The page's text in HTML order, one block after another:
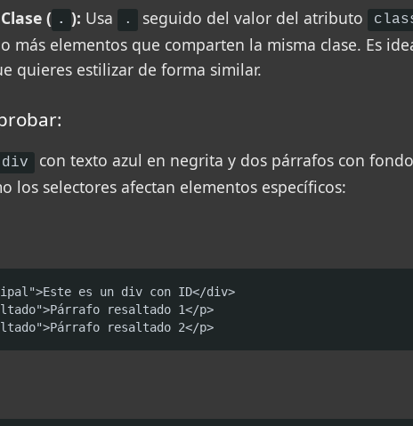
( . ): Usa . seguido del valor del atributo
más elementos que comparten la misma clase. Es
quieres estilizar de forma similar.
div con texto azul en negrita y dos párrafos con
los selectores afectan elementos específicos:
es un div con ID</div>
resaltado 1</p>
resaltado 2</p>